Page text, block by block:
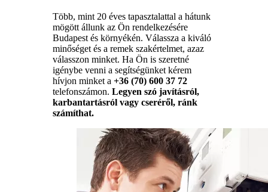
Több, mint 20 éves tapasztalattal a hátunk
mögött állunk az Ön rendelkezésére
Budapest és környékén. Válassza a kiváló
minőséget és a remek szakértelmet, azaz
válasszon minket. Ha Ön is szeretné
igénybe venni a segítségünket kérem
hívjon minket a +36 (70) 600 37 72
telefonszámon. Legyen szó javításról,
karbantartásról vagy cseréről, ránk
számíthat.